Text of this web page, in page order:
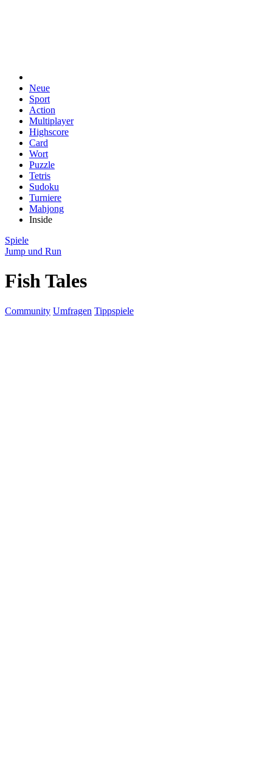
Neue
Sport
Action
Multiplayer
Highscore
Card
Wort
Puzzle
Tetris
Sudoku
Turniere
Mahjong
Inside
Spiele
Jump und Run
Fish Tales
Community Umfragen Tippspiele